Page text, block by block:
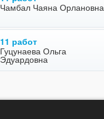
Чамбал Чаяна Орлановна
11 работ
Гуцунаева Ольга
Эдуардовна